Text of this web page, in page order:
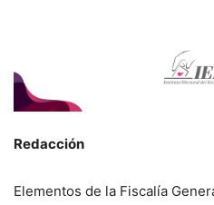
Redacción
Elementos de la Fiscalía